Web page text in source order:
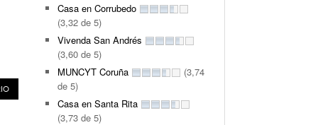
Casa en Corrubedo
(3,32 de 5)
Vivenda San Andrés
(3,60 de 5)
MUNCYT Coruña
(3,74
de 5)
Casa en Santa Rita
(3,73 de 5)